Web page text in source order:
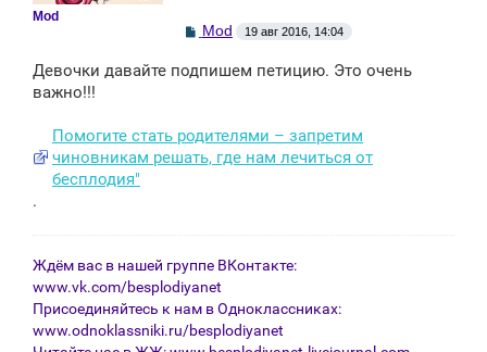
Mod
С
б
и
Mod 19 авг 2016, 14:04
Девочки давайте подпишем петицию. Это очень
важно!!!
Помогите стать родителями – запретим
чиновникам решать, где нам лечиться от
бесплодия"
.
Ждём вас в нашей группе ВКонтакте:
www.vk.com/besplodiyanet
Присоединяйтесь к нам в Одноклассниках:
www.odnoklassniki.ru/besplodiyanet